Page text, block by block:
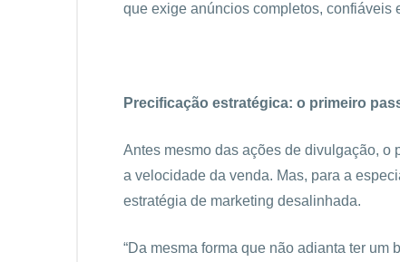
que exige anúncios completos, confiáveis
Precificação estratégica: o primeiro
Antes mesmo das ações de divulgação, o
a velocidade da venda. Mas, para a
estratégia de marketing desalinhada.
“Da mesma forma que não adianta ter um